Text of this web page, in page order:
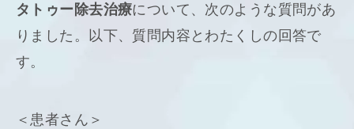
タトゥー除去治療について、次のような質問があ
りました。以下、質問内容とわたくしの回答で
す。
＜患者さん＞